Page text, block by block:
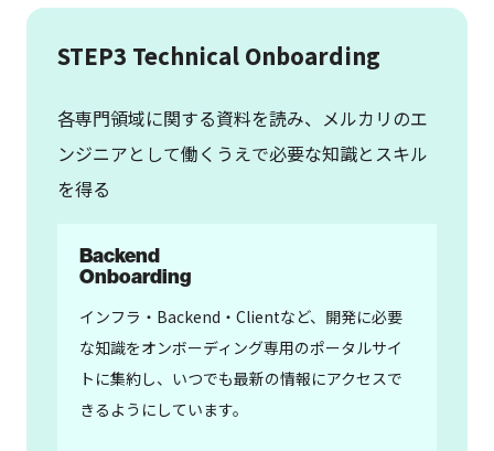
STEP3 Technical Onboarding
各専門領域に関する資料を読み、メルカリのエ
ンジニアとして働くうえで必要な知識とスキル
を得る
Backend
Onboarding
インフラ・Backend・Clientなど、開発に必要
な知識をオンボーディング専用のポータルサイ
トに集約し、いつでも最新の情報にアクセスで
きるようにしています。